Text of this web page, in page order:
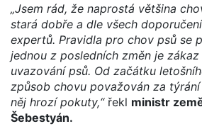
„Jsem rád, že naprostá většina
stará dobře a dle všech
expertů. Pravidla pro chov psů se
jednou z posledních změn je
uvazování psů. Od začátku
způsob chovu považován za
něj hrozí pokuty,“řekl ministr
Šebestyán.